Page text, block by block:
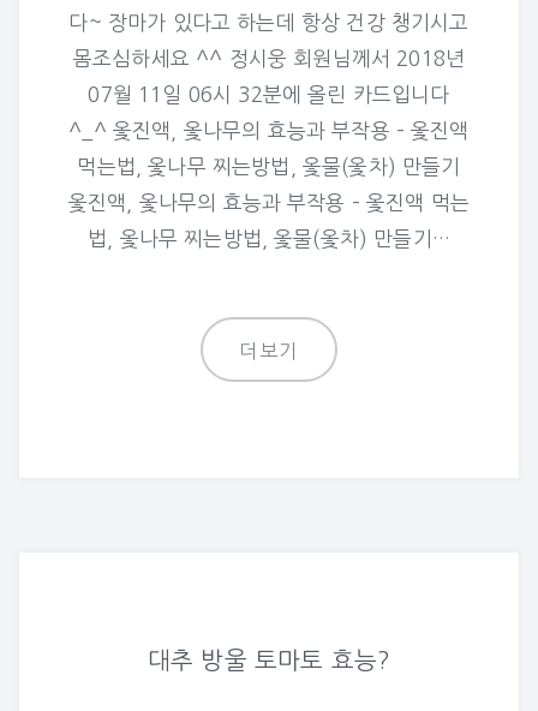
다~ 장마가 있다고 하는데 항상 건강 챙기시고
몸조심하세요 ^^ 정시웅 회원님께서 2018년
07월 11일 06시 32분에 올린 카드입니다
^_^ 옻진액, 옻나무의 효능과 부작용 – 옻진액
먹는법, 옻나무 찌는방법, 옻물(옻차) 만들기
옻진액, 옻나무의 효능과 부작용 – 옻진액 먹는
법, 옻나무 찌는방법, 옻물(옻차) 만들기…
더보기
대추 방울 토마토 효능?